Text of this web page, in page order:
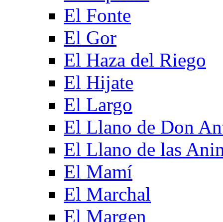
El Fonte
El Gor
El Haza del Riego
El Hijate
El Largo
El Llano de Don
El Llano de las
El Mamí
El Marchal
El Margen